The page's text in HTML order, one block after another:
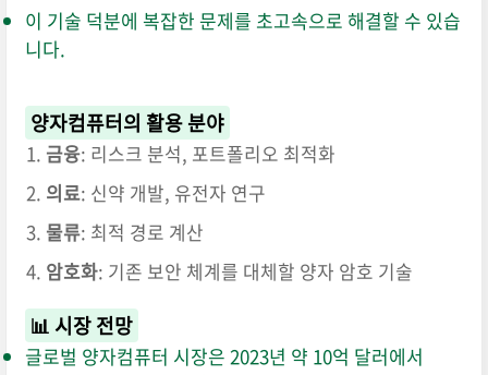
이 기술 덕분에 복잡한 문제를 초고속으로 해결할 수 있습
니다.
양자컴퓨터의 활용 분야
금융: 리스크 분석, 포트폴리오 최적화
의료: 신약 개발, 유전자 연구
물류: 최적 경로 계산
암호화: 기존 보안 체계를 대체할 양자 암호 기술
📊 시장 전망
글로벌 양자컴퓨터 시장은 2023년 약 10억 달러에서